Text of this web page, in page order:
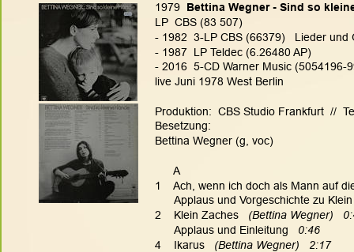
1979 Bettina Wegner - Sind so
LP  CBS (83 507)
- 1982  3-LP CBS (66379)   Lieder und
- 1987  LP Teldec (6.26480 AP)
- 2016  5-CD Warner Music (5054196-
live Juni 1978 West Berlin
Produktion:  CBS Studio Frankfurt  //
Besetzung:
Bettina Wegner (g, voc)
      A
1    Ach, wenn ich doch als Mann auf
Applaus und Vorgeschichte zu
2    Klein Zaches
(Bettina Wegner)
Applaus und Einleitung
   0:46
4    Ikarus (Bettina Wegner)   2:17